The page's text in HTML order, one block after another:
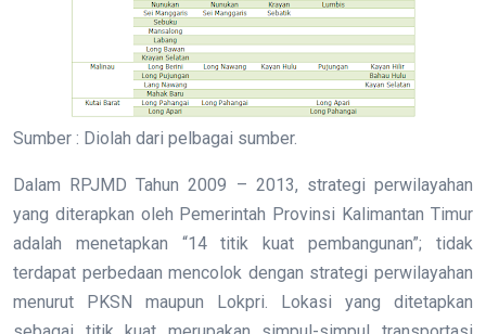
Sumber : Diolah dari pelbagai sumber.
Dalam RPJMD Tahun 2009 – 2013, strategi perwilayahan
yang diterapkan oleh Pemerintah Provinsi Kalimantan Timur
adalah menetapkan “14 titik kuat pembangunan”; tidak
terdapat perbedaan mencolok dengan strategi perwilayahan
menurut PKSN maupun Lokpri. Lokasi yang ditetapkan